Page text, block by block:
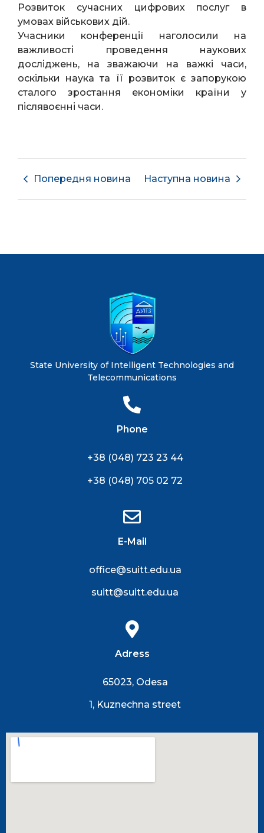
Розвиток сучасних цифрових послуг в
умовах військових дій.
Учасники конференції наголосили на
важливості проведення наукових
досліджень, на зважаючи на важкі часи,
оскільки наука та її розвиток є запорукою
сталого зростання економіки країни у
післявоєнні часи.
Попередня новина Наступна новина
State University of Intelligent Technologies and
Telecommunications
Phone
+38 (048) 723 23 44
+38 (048) 705 02 72
E-Mail
office@suitt.edu.ua
suitt@suitt.edu.ua
Adress
65023, Odesa
1, Kuznechna street